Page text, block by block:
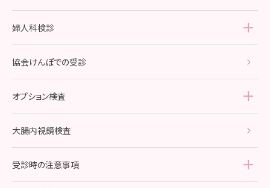
人間ドック
レディースドック・ライト
レディースドック・プレミアム
レディースドック・ブライダル
婦人科検診
婦人科検診TOP
乳がん検診
協会けんぽでの受診
オプション検査
オプション検査
ブライダルチェック
大腸内視鏡検査
受診時の注意事項